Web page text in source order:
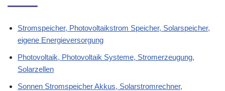
Stromspeicher, Photovoltaikstrom Speicher, Solarspeicher,
eigene Energieversorgung
Photovoltaik, Photovoltaik Systeme, Stromerzeugung,
Solarzellen
Sonnen Stromspeicher Akkus, Solarstromrechner,